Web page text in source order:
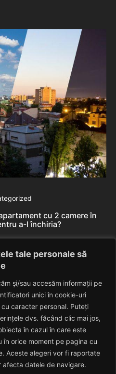
tale personale să
și/sau accesăm informații pe
unici în cookie-uri
caracter personal. Puteți
dvs. făcând clic mai jos,
în cazul în care este
în orice moment pe pagina cu
Aceste alegeri vor fi raportate
afecta datele de navigare.
cu 2 camere în
a-l închiria?
July 20, 2026